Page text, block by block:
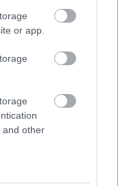
or app.
and otherés már
magas művészi